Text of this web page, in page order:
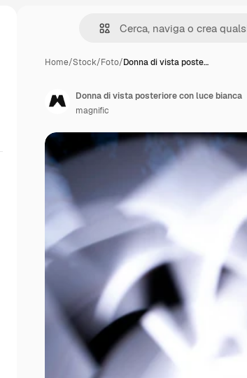
Home/Stock/Foto/Donna di vista poste…
Donna di vista posteriore con luce bianca
magnific